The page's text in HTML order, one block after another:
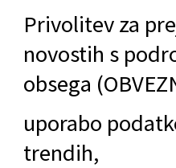
Privolitev za
novostih s
obsega
uporabo
trendih,